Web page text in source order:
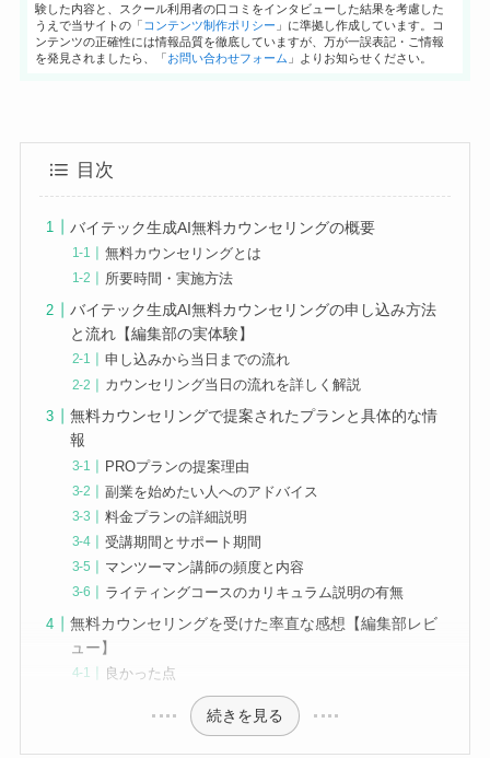
験した内容と、スクール利用者の口コミをインタビューした結果を考慮した
うえで当サイトの「 コンテンツ制作ポリシー 」に準拠し作成しています。コ
ンテンツの正確性には情報品質を徹底していますが、万が一誤表記・ご情報
を発見されましたら、「お問い合わせフォーム 」よりお知らせください。
目次
バイテック生成AI無料カウンセリングの概要
無料カウンセリングとは
所要時間・実施方法
バイテック生成AI無料カウンセリングの申し込み方法
と流れ【編集部の実体験】
申し込みから当日までの流れ
カウンセリング当日の流れを詳しく解説
無料カウンセリングで提案されたプランと具体的な情
報
PROプランの提案理由
副業を始めたい人へのアドバイス
料金プランの詳細説明
受講期間とサポート期間
マンツーマン講師の頻度と内容
ライティングコースのカリキュラム説明の有無
無料カウンセリングを受けた率直な感想【編集部レビ
ュー】
良かった点
続きを見る